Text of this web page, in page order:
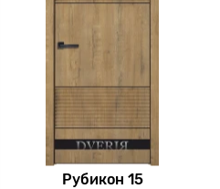
Рубикон 15